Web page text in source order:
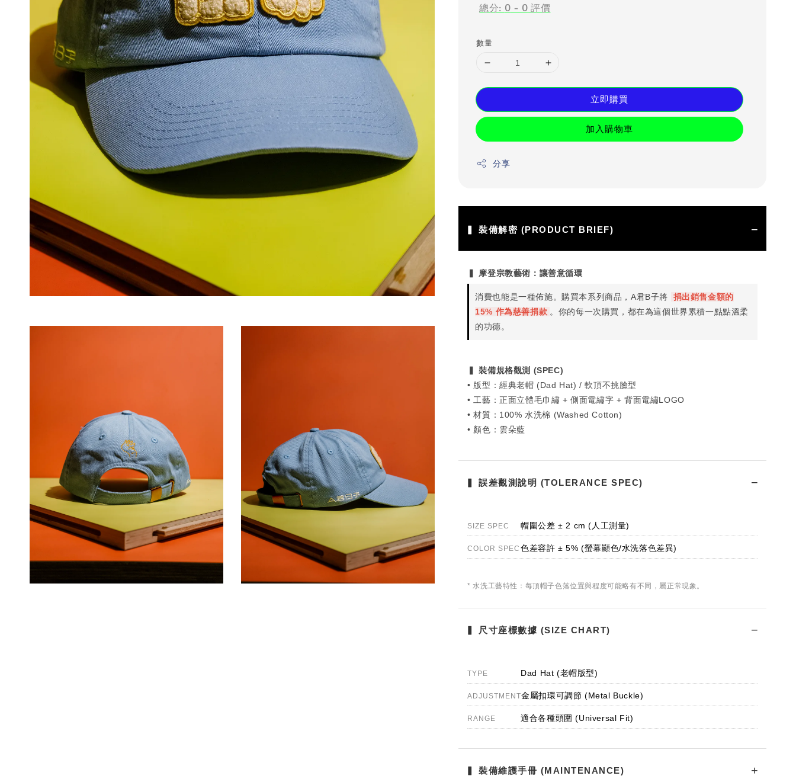
總分: 0 - 0 評價
數量
立即購買
加入購物車
分享
▍ 裝備解密 (PRODUCT BRIEF)
▍ 摩登宗教藝術：讓善意循環
消費也能是一種佈施。購買本系列商品，A君B子將
捐出銷售金額的
15% 作為慈善捐款 。你的每一次購買，都在為這個世界累積一點點溫柔
的功德。
▍ 裝備規格觀測 (SPEC)
• 版型：經典老帽 (Dad Hat) / 軟頂不挑臉型
• 工藝：正面立體毛巾繡 + 側面電繡字 + 背面電繡LOGO
• 材質：100% 水洗棉 (Washed Cotton)
• 顏色：雲朵藍
▍ 誤差觀測說明 (TOLERANCE SPEC)
SIZE SPEC 帽圍公差 ± 2 cm (人工測量)
COLOR SPEC 色差容許 ± 5% (螢幕顯色/水洗落色差異)
* 水洗工藝特性：每頂帽子色落位置與程度可能略有不同，屬正常現象。
▍ 尺寸座標數據 (SIZE CHART)
TYPE Dad Hat (老帽版型)
ADJUSTMENT金屬扣環可調節 (Metal Buckle)
RANGE 適合各種頭圍 (Universal Fit)
▍ 裝備維護手冊 (MAINTENANCE)